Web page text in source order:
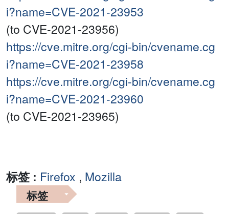
i?name=CVE-2021-23953
(to CVE-2021-23956)
https://cve.mitre.org/cgi-bin/cvename.cg
i?name=CVE-2021-23958
https://cve.mitre.org/cgi-bin/cvename.cg
i?name=CVE-2021-23960
(to CVE-2021-23965)
标签 : Firefox , Mozilla
标签